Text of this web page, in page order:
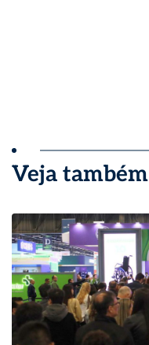
Veja também